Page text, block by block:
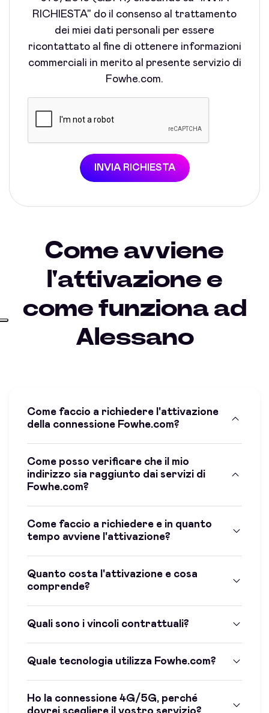
RICHIESTA" do il consenso al trattamento
dei miei dati personali per essere
ricontattato al fine di ottenere informazioni
commerciali in merito al presente servizio di
Fowhe.com.
INVIA RICHIESTA
Come avviene
l'attivazione e
come funziona ad
Alessano
Come faccio a richiedere l'attivazione
della connessione Fowhe.com?
Come posso verificare che il mio
indirizzo sia raggiunto dai servizi di
Fowhe.com?
Come faccio a richiedere e in quanto
tempo avviene l'attivazione?
Quanto costa l'attivazione e cosa
comprende?
Quali sono i vincoli contrattuali?
Quale tecnologia utilizza Fowhe.com?
Ho la connessione 4G/5G, perché